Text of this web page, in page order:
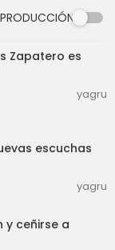
52:54
Zapatero es
yagru
escuchas
yagru
ceñirse a